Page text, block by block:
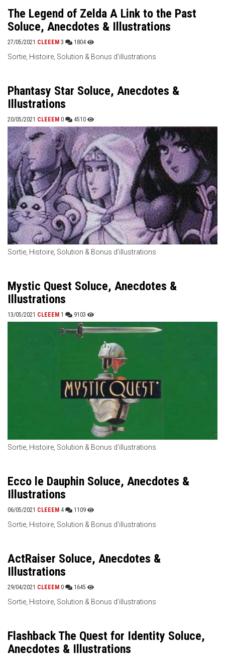
The Legend of Zelda A Link to the Past
Soluce, Anecdotes & Illustrations
27/05/2021 CLEEEM 3 1804
Sortie, Histoire, Solution & Bonus d'illustrations
Phantasy Star Soluce, Anecdotes &
Illustrations
20/05/2021 CLEEEM 0 4510
Sortie, Histoire, Solution & Bonus d'illustrations
Mystic Quest Soluce, Anecdotes &
Illustrations
13/05/2021 CLEEEM 1 9103
Sortie, Histoire, Solution & Bonus d'illustrations
Ecco le Dauphin Soluce, Anecdotes &
Illustrations
06/05/2021 CLEEEM 4 1109
Sortie, Histoire, Solution & Bonus d'illustrations
ActRaiser Soluce, Anecdotes &
Illustrations
29/04/2021 CLEEEM 0 1645
Sortie, Histoire, Solution & Bonus d'illustrations
Flashback The Quest for Identity Soluce,
Anecdotes & Illustrations